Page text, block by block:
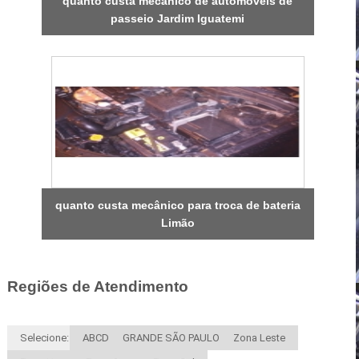
passeio Jardim Iguatemi
quanto custa mecânico para troca de bateria
Limão
Regiões de Atendimento
Selecione: ABCD GRANDE SÃO PAULO Zona Leste